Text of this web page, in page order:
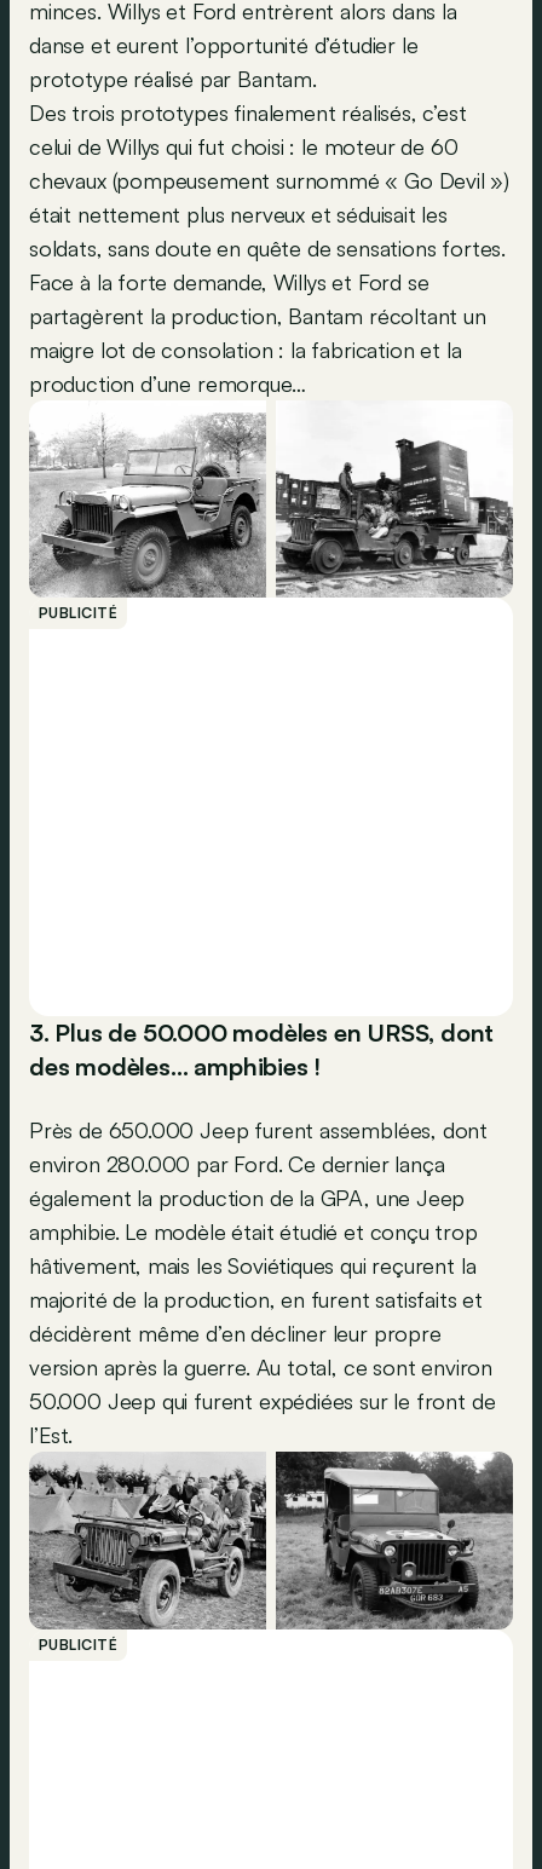
minces. Willys et Ford entrèrent alors dans la
danse et eurent l’opportunité d’étudier le
prototype réalisé par Bantam.
Des trois prototypes finalement réalisés, c’est
celui de Willys qui fut choisi : le moteur de 60
chevaux (pompeusement surnommé « Go Devil »)
était nettement plus nerveux et séduisait les
soldats, sans doute en quête de sensations fortes.
Face à la forte demande, Willys et Ford se
partagèrent la production, Bantam récoltant un
maigre lot de consolation : la fabrication et la
production d’une remorque…
PUBLICITÉ
3. Plus de 50.000 modèles en URSS, dont
des modèles… amphibies !
Près de 650.000 Jeep furent assemblées, dont
environ 280.000 par Ford. Ce dernier lança
également la production de la GPA, une Jeep
amphibie. Le modèle était étudié et conçu trop
hâtivement, mais les Soviétiques qui reçurent la
majorité de la production, en furent satisfaits et
décidèrent même d’en décliner leur propre
version après la guerre. Au total, ce sont environ
50.000 Jeep qui furent expédiées sur le front de
l’Est.
PUBLICITÉ